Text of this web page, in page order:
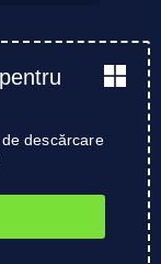
descărcare